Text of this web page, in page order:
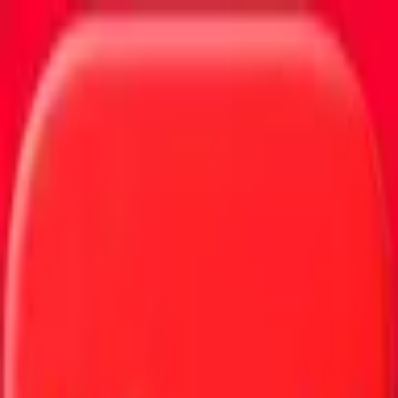
ifood
Deu vontade? Pede ifood já 💨